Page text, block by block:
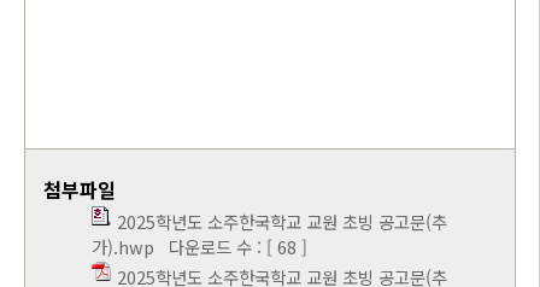
첨부파일
2025학년도 소주한국학교 교원 초빙 공고문(추
가).hwp 다운로드 수 : [ 68 ]
2025학년도 소주한국학교 교원 초빙 공고문(추